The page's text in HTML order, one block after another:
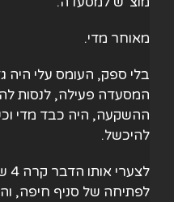
מאוחר מדי.
בלי ספק, העומס עלי היה
המסעדה פעילה, לנסות
ההשקעה, היה כבד מדי
להיכשל.
לפתיחה של סניף חיפה,